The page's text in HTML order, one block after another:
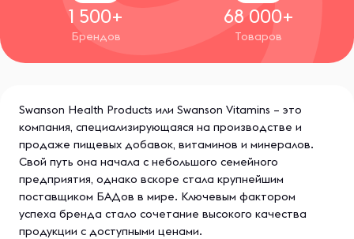
1 500+
Брендов
68 000+
Товаров
Swanson Health Products или Swanson Vitamins – это
компания, специализирующаяся на производстве и
продаже пищевых добавок, витаминов и минералов.
Свой путь она начала с небольшого семейного
предприятия, однако вскоре стала крупнейшим
поставщиком БАДов в мире. Ключевым фактором
успеха бренда стало сочетание высокого качества
продукции с доступными ценами.